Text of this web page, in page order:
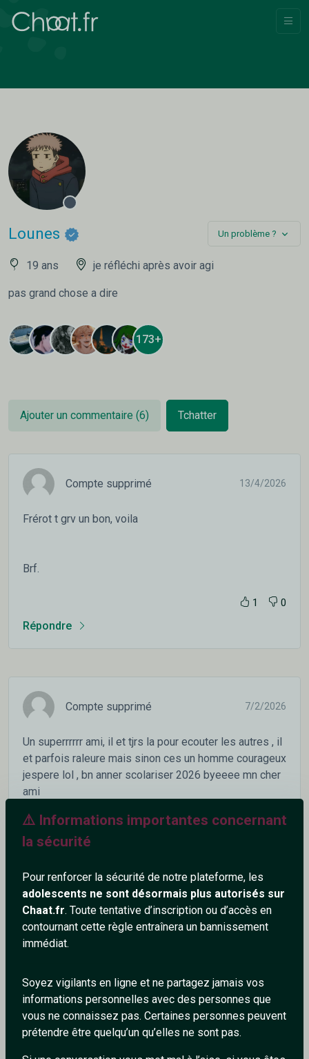
⚠️ Informations importantes concernant
la sécurité
Pour renforcer la sécurité de notre plateforme, les
adolescents ne sont désormais plus autorisés sur
Chaat.fr. Toute tentative d’inscription ou d’accès en
contournant cette règle entraînera un bannissement
immédiat.
Soyez vigilants en ligne et ne partagez jamais vos
informations personnelles avec des personnes que
vous ne connaissez pas. Certaines personnes peuvent
prétendre être quelqu’un qu’elles ne sont pas.
Lounes Un problème ?
19 ans je réfléchi après avoir agi
pas grand chose a dire
173+
Ajouter un commentaire (6) Tchatter
Compte supprimé 13/4/2026
Frérot t grv un bon, voila
Brf.
1 0
Répondre
Compte supprimé 7/2/2026
Un superrrrrr ami, il et tjrs la pour ecouter les autres , il
et parfois raleure mais sinon ces un homme courageux
jespere lol , bn anner scolariser 2026 byeeee mn cher
ami
Compte supprimé
super sympa il est co tout les jours en plus, il devrai
etres modos et se ronomer "The Best"
Répondre